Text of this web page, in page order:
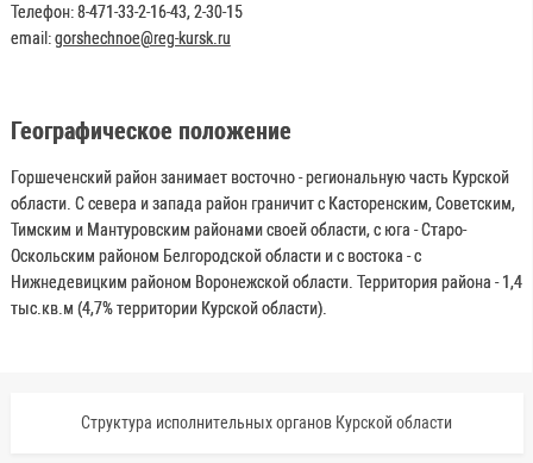
Телефон: 8-471-33-2-16-43, 2-30-15
email:gorshechnoe@reg-kursk.ru
Географическое положение
Горшеченский район занимает восточно - региональную часть Курской
области. С севера и запада район граничит с Касторенским, Советским,
Тимским и Мантуровским районами своей области, с юга - Старо-
Оскольским районом Белгородской области и с востока - с
Нижнедевицким районом Воронежской области. Территория района - 1,4
тыс.кв.м (4,7% территории Курской области).
Структура исполнительных органов Курской области